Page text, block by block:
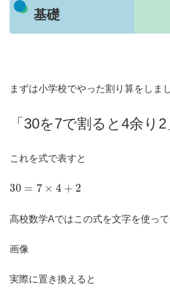
基礎
まずは小学校でやった割り算をしま
「30を7で割ると4余り2
これを式で表すと
30 × 2
高校数学Aではこの式を文字を使って
画像
実際に置き換えると